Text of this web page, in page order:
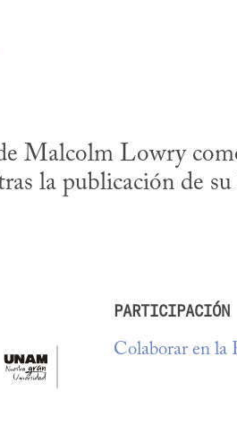
Malcolm Lowry
la publicación de
PARTICIPACIÓN
Colaborar en la